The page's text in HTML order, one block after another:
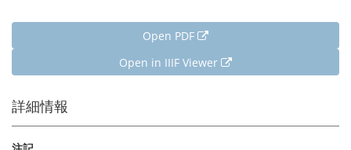
Open PDF
Open in IIIF Viewer
詳細情報